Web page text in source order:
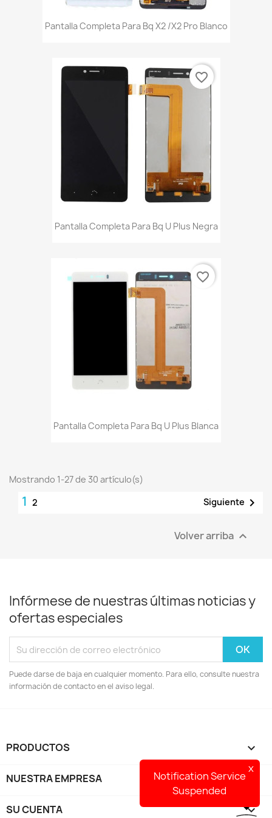
Pantalla Completa Para Bq X2 /X2 Pro Blanco
Pantalla Completa Para Bq U Plus Negra
favorite_border
Pantalla Completa Para Bq U Plus Blanca
favorite_border
Mostrando 1-27 de 30 artículo(s)
1 2 Siguiente 
Volver arriba 
Infórmese de nuestras últimas noticias y
ofertas especiales
Puede darse de baja en cualquier momento. Para ello, consulte nuestra
información de contacto en el aviso legal.
PRODUCTOS 
NUESTRA EMPRESA 
SU CUENTA 
x
Notification Service
Suspended